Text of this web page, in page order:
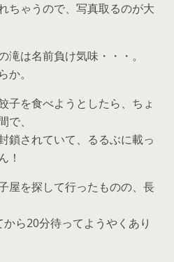
ちゃうので、写真取るのが大
は名前負け気味・・・。
。
子を食べようとしたら、ちょ
、
鎖されていて、るるぶに載っ
！
屋を探して行ったものの、長
ら20分待ってようやくあり